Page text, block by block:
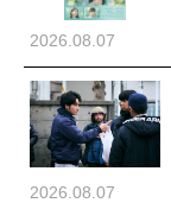
2026.08.07
2026.08.07